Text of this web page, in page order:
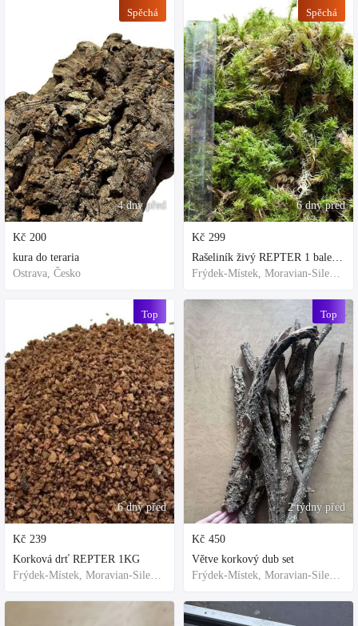
4 dny před
Spěchá
Kč 200
kura do teraria
Ostrava, Česko
6 dny před
Top
Kč 239
Korková drť REPTER 1KG
Frýdek-Místek, Moravian-Silesian Region,Others
6 dny před
Spěchá
Kč 299
Rašeliník živý REPTER 1 balení - násada, TOP kvalita 30cm-30cm-8cm
Frýdek-Místek, Moravian-Silesian Region,Others
2 týdny před
Top
Kč 450
Větve korkový dub set
Frýdek-Místek, Moravian-Silesian Region,Others